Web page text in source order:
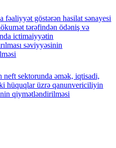
fəaliyyət göstərən hasilat sənayesi
tərəfindən ödəniş və
ictimaiyyətin
səviyyəsinin
neft sektorunda əmək, iqtisadi,
hüquqlar üzrə qanunvericiliyin
qiymətləndirilməsi